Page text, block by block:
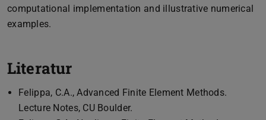
computational implementation and illustrative numerical
examples.
Literatur
Felippa, C.A., Advanced Finite Element Methods.
Lecture Notes, CU Boulder.